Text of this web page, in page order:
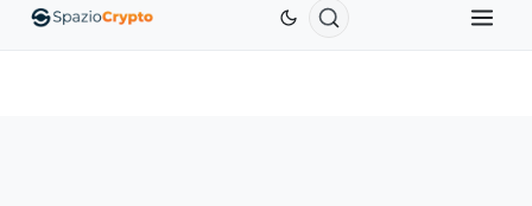
US$↑0.00% XRPXRP SolanaSOL TRON